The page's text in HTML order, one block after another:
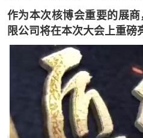
作为本次核博会重要的展
限公司将在本次大会上重磅